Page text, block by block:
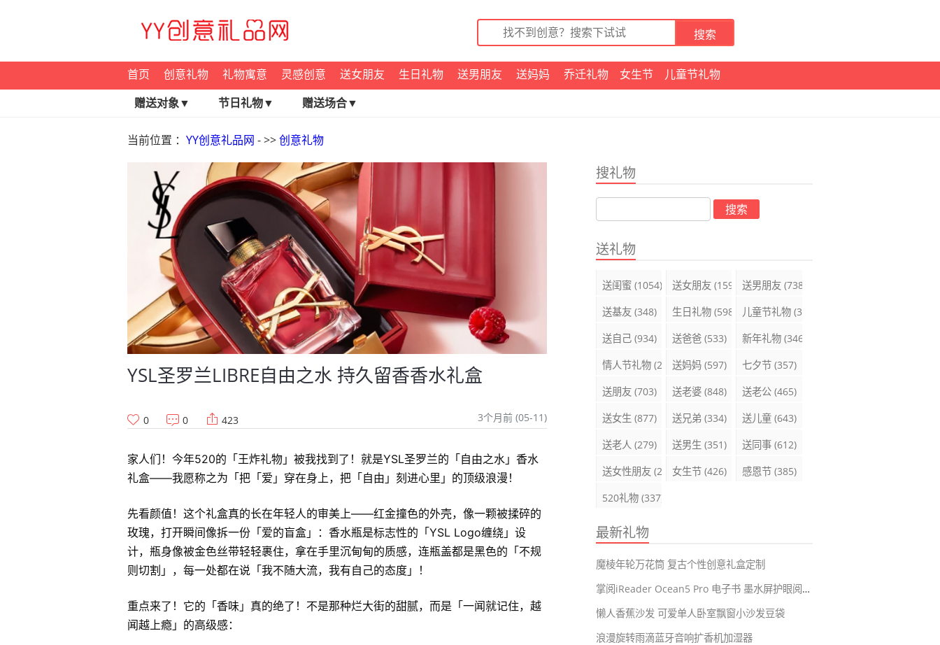
首页 创意礼物 礼物寓意 灵感创意 送女朋友 生日礼物 送男朋友 送妈妈 乔迁礼物 女生节
儿童节礼物
赠送对象▼
节日礼物▼ 赠送场合▼
当前位置 ： YY创意礼品网 - >>创意礼物
YSL圣罗兰LIBRE自由之水 持久留香香水礼盒
0 0 423 3个月前 (05-11)
家人们！今年520的「王炸礼物」被我找到了！就是YSL圣罗兰的「自由之水」香水
礼盒——我愿称之为「把「爱」穿在身上，把「自由」刻进心里」的顶级浪漫！
先看颜值！这个礼盒真的长在年轻人的审美上——红金撞色的外壳，像一颗被揉碎的
玫瑰，打开瞬间像拆一份「爱的盲盒」：香水瓶是标志性的「YSL Logo缠绕」设
计，瓶身像被金色丝带轻轻裹住，拿在手里沉甸甸的质感，连瓶盖都是黑色的「不规
则切割」，每一处都在说「我不随大流，我有自己的态度」！
重点来了！它的「香味」真的绝了！不是那种烂大街的甜腻，而是「一闻就记住，越
闻越上瘾」的高级感：
搜礼物
送礼物
送闺蜜 (1054) 送女朋友 (1599)送男朋友 (738)
送基友 (348) 生日礼物 (598) 儿童节礼物 (395)
送自己 (934) 送爸爸 (533) 新年礼物 (346)
情人节礼物 (289)送妈妈 (597) 七夕节 (357)
送朋友 (703) 送老婆 (848) 送老公 (465)
送女生 (877) 送兄弟 (334) 送儿童 (643)
送老人 (279) 送男生 (351) 送同事 (612)
送女性朋友 (285)女生节 (426) 感恩节 (385)
520礼物 (337)
最新礼物
魔棱年轮万花筒 复古个性创意礼盒定制
掌阅iReader Ocean5 Pro 电子书 墨水屏护眼阅读器
懒人香蕉沙发 可爱单人卧室飘窗小沙发豆袋
浪漫旋转雨滴蓝牙音响扩香机加湿器